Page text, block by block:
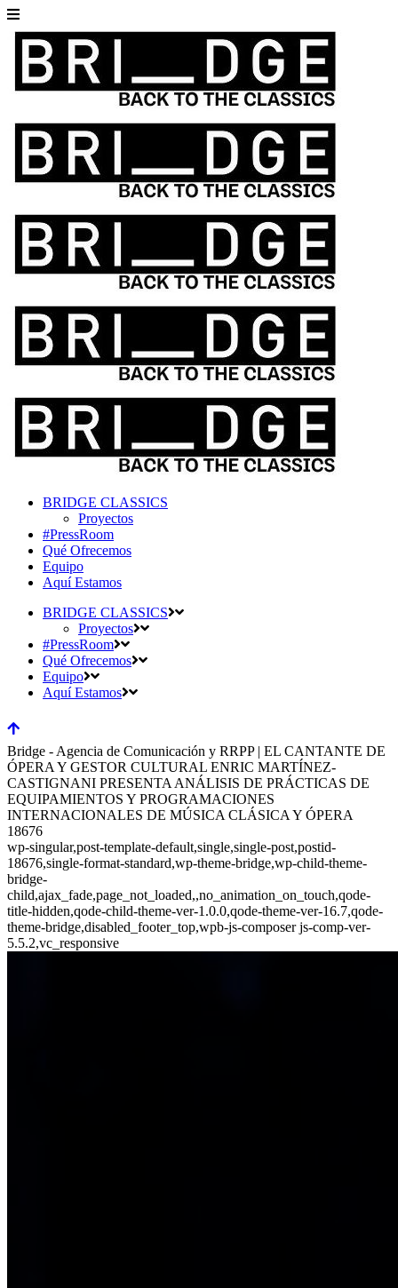
BRIDGE CLASSICS
Proyectos
#PressRoom
Qué Ofrecemos
Equipo
Aquí Estamos
BRIDGE CLASSICS
Proyectos
#PressRoom
Qué Ofrecemos
Equipo
Aquí Estamos
Bridge - Agencia de Comunicación y RRPP | EL CANTANTE DE
ÓPERA Y GESTOR CULTURAL ENRIC MARTÍNEZ-
CASTIGNANI PRESENTA ANÁLISIS DE PRÁCTICAS DE
EQUIPAMIENTOS Y PROGRAMACIONES
INTERNACIONALES DE MÚSICA CLÁSICA Y ÓPERA
18676
wp-singular,post-template-default,single,single-post,postid-
18676,single-format-standard,wp-theme-bridge,wp-child-theme-
bridge-
child,ajax_fade,page_not_loaded,,no_animation_on_touch,qode-
title-hidden,qode-child-theme-ver-1.0.0,qode-theme-ver-16.7,qode-
theme-bridge,disabled_footer_top,wpb-js-composer js-comp-ver-
5.5.2,vc_responsive